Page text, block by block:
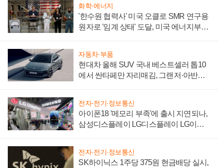
화학·에너지
'한수원 협력사' 미국 오클로 SMR 연구용
원자로 '임계 상태' 도달, 미국 에너지부
자동차·부품
현대차 올해 SUV 국내 베스트셀러 톱10
에서 싼타페만 자리매김, 그랜저·아반떼
전자·전기·정보통신
아이폰18 '메모리 부족'에 출시 지연되나,
삼성디스플레이 LG디스플레이 LG이노
전자·전기·정보통신
SK하이닉스 1주당 375원 현금배당 실시,